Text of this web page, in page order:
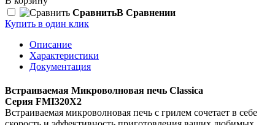
СравнитьВ Сравнении
Купить в один клик
Описание
Характеристики
Документация
Встраиваемая Микроволновая печь Classica
Серия FMI320X2
Встраиваемая микроволновая печь с грилем сочетает в себе